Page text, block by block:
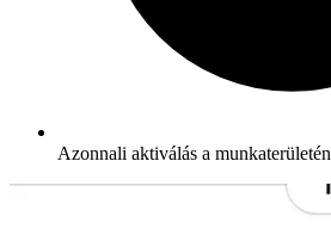
Azonnali aktiválás a munkaterületén